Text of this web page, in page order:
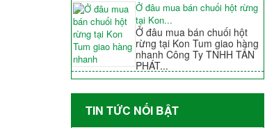
Ở đâu mua bán chuối hột rừng
tại Kon...
Ở đâu mua bán chuối hột
rừng tại Kon Tum giao hàng
nhanh Công Ty TNHH TẤN
PHÁT...
TIN TỨC NỐI BẬT